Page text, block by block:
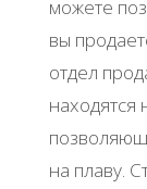
можете
вы
отдел
находятся
на плаву.